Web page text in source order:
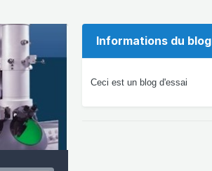
Informations du blog
Ceci est un blog d'essai